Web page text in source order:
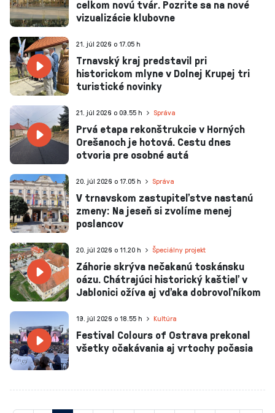
celkom novú tvár. Pozrite sa na nové
vizualizácie klubovne
Trnavský kraj predstavil pri
historickom mlyne v Dolnej Krupej tri
turistické novinky
21. júl 2026 o 17.05 h
Prvá etapa rekonštrukcie v Horných
Orešanoch je hotová. Cestu dnes
otvoria pre osobné autá
21. júl 2026 o 09.55 h Správa
V trnavskom zastupiteľstve nastanú
zmeny: Na jeseň si zvolíme menej
poslancov
20. júl 2026 o 17.05 h Správa
Záhorie skrýva nečakanú toskánsku
oázu. Chátrajúci historický kaštieľ v
Jablonici ožíva aj vďaka dobrovoľníkom
20. júl 2026 o 11.20 h Špeciálny projekt
Festival Colours of Ostrava prekonal
všetky očakávania aj vrtochy počasia
19. júl 2026 o 18.55 h Kultúra